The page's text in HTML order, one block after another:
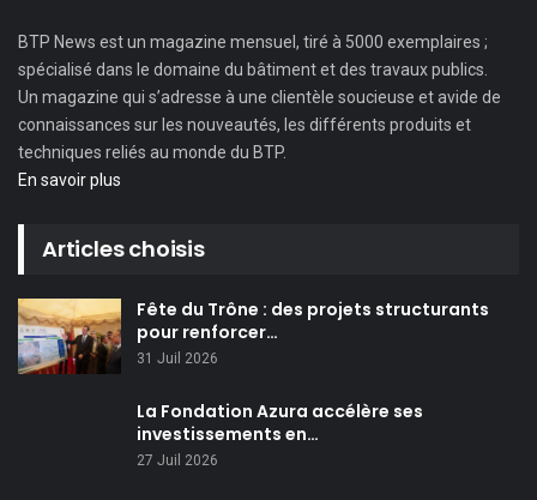
BTP News est un magazine mensuel, tiré à 5000 exemplaires ;
spécialisé dans le domaine du bâtiment et des travaux publics.
Un magazine qui s’adresse à une clientèle soucieuse et avide de
connaissances sur les nouveautés, les différents produits et
techniques reliés au monde du BTP.
En savoir plus
Articles choisis
Fête du Trône : des projets structurants
pour renforcer…
31 Juil 2026
La Fondation Azura accélère ses
investissements en…
27 Juil 2026